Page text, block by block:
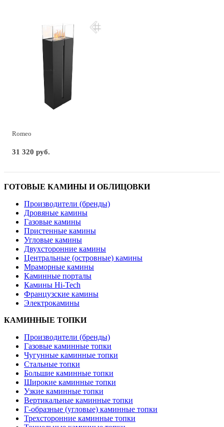
Romeo
31 320 руб.
ГОТОВЫЕ КАМИНЫ И ОБЛИЦОВКИ
Производители (бренды)
Дровяные камины
Газовые камины
Пристенные камины
Угловые камины
Двухсторонние камины
Центральные (островные) камины
Мраморные камины
Каминные порталы
Камины Hi-Tech
Французские камины
Электрокамины
КАМИННЫЕ ТОПКИ
Производители (бренды)
Газовые каминные топки
Чугунные каминные топки
Стальные топки
Большие каминные топки
Широкие каминные топки
Узкие каминные топки
Вертикальные каминные топки
Г-образные (угловые) каминные топки
Трехсторонние каминные топки